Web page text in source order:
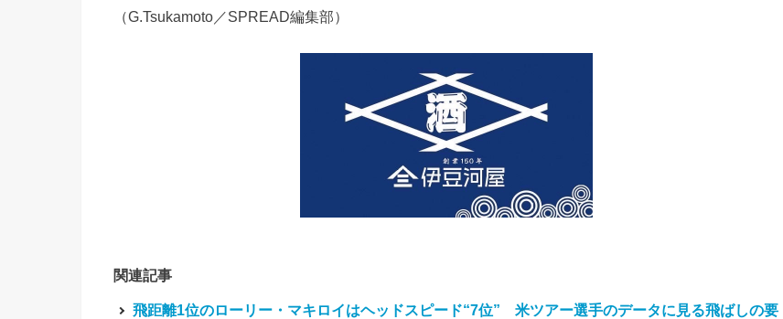
（G.Tsukamoto／SPREAD編集部）
関連記事
飛距離1位のローリー・マキロイはヘッドスピード“7位” 米ツアー選手のデータに見る飛ばしの要